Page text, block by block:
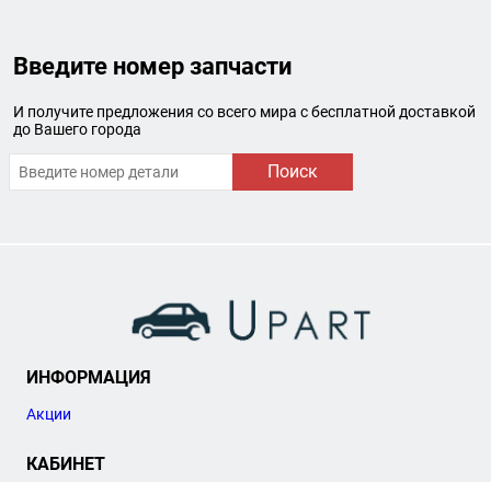
Введите номер запчасти
И получите предложения со всего мира с бесплатной доставкой
до Вашего города
Поиск
ИНФОРМАЦИЯ
Акции
КАБИНЕТ